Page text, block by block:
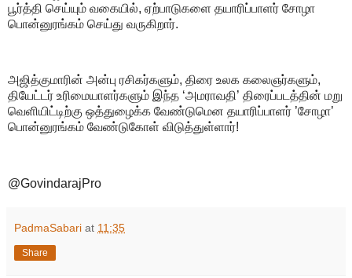
பூர்த்தி செய்யும் வகையில், ஏற்பாடுகளை தயாரிப்பாளர் சோழா
பொன்னுரங்கம் செய்து வருகிறார்.
அஜித்குமாரின் அன்பு ரசிகர்களும், திரை உலக கலைஞர்களும்,
தியேட்டர் உரிமையாளர்களும் இந்த ‘அமராவதி’ திரைப்படத்தின் மறு
வெளியிட்டிற்கு ஒத்துழைக்க வேண்டுமென தயாரிப்பாளர் ’சோழா’
பொன்னுரங்கம் வேண்டுகோள் விடுத்துள்ளார்!
@GovindarajPro
PadmaSabari at 11:35
Share